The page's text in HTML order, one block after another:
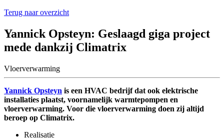
Terug naar overzicht
Yannick Opsteyn: Geslaagd giga project
mede dankzij Climatrix
Vloerverwarming
Yannick Opsteyn is een HVAC bedrijf dat ook elektrische
installaties plaatst, voornamelijk warmtepompen en
vloerverwarming. Voor die vloerverwarming doen zij altijd
beroep op Climatrix.
Realisatie